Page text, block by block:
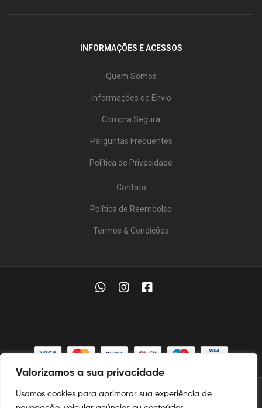
Valorizamos a sua privacidade
Usamos cookies para aprimorar sua experiência de
INFORMAÇÕES E ACESSOS
Quem Somos
Informações de Envio
Compra Segura
Perguntas Frequentes
Política de Privacidade
Contato
Política de Reembolso
Termos & Condições